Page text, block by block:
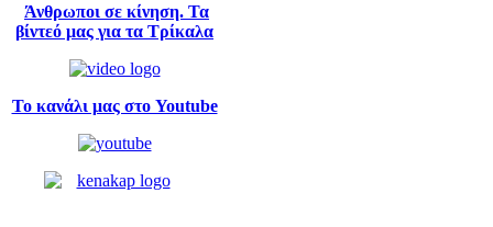
Άνθρωποι σε κίνηση. Τα
βίντεό μας για τα Τρίκαλα
Το κανάλι μας στο Youtube